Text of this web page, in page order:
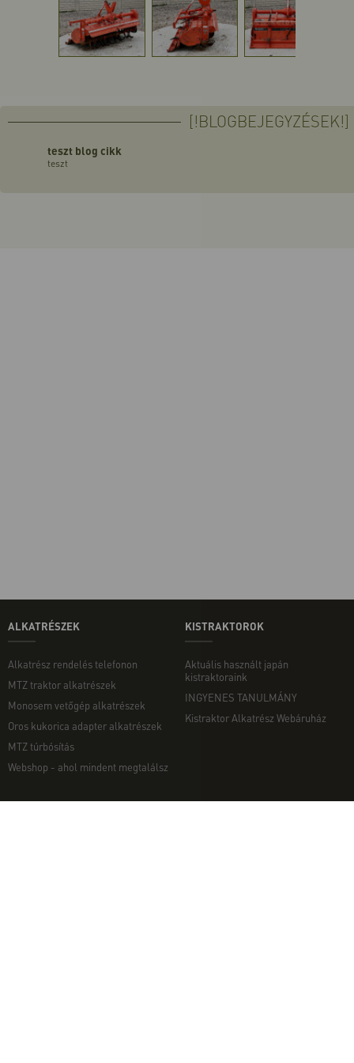
[!BLOGBEJEGYZÉSEK!]
teszt blog cikk
teszt
ALKATRÉSZEK
Alkatrész rendelés telefonon
MTZ traktor alkatrészek
Monosem vetőgép alkatrészek
Oros kukorica adapter alkatrészek
MTZ túrbósítás
Webshop - ahol mindent megtalálsz
KISTRAKTOROK
Aktuális használt japán
kistraktoraink
INGYENES TANULMÁNY
Kistraktor Alkatrész Webáruház